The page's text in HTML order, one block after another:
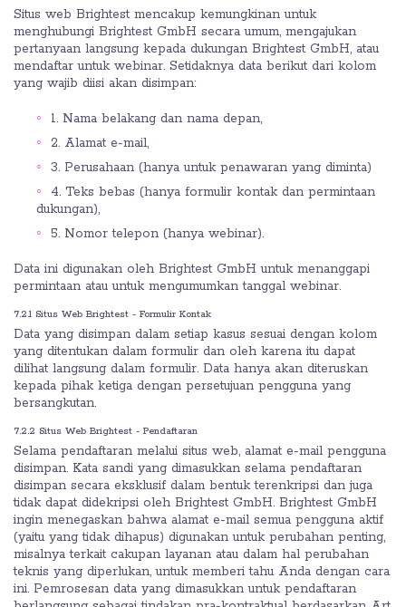
Situs web Brightest mencakup kemungkinan untuk
menghubungi Brightest GmbH secara umum, mengajukan
pertanyaan langsung kepada dukungan Brightest GmbH, atau
mendaftar untuk webinar. Setidaknya data berikut dari kolom
yang wajib diisi akan disimpan:
1. Nama belakang dan nama depan,
2. Alamat e-mail,
3. Perusahaan (hanya untuk penawaran yang diminta)
4. Teks bebas (hanya formulir kontak dan permintaan
dukungan),
5. Nomor telepon (hanya webinar).
Data ini digunakan oleh Brightest GmbH untuk menanggapi
permintaan atau untuk mengumumkan tanggal webinar.
7.2.1 Situs Web Brightest - Formulir Kontak
Data yang disimpan dalam setiap kasus sesuai dengan kolom
yang ditentukan dalam formulir dan oleh karena itu dapat
dilihat langsung dalam formulir. Data hanya akan diteruskan
kepada pihak ketiga dengan persetujuan pengguna yang
bersangkutan.
7.2.2 Situs Web Brightest - Pendaftaran
Selama pendaftaran melalui situs web, alamat e-mail pengguna
disimpan. Kata sandi yang dimasukkan selama pendaftaran
disimpan secara eksklusif dalam bentuk terenkripsi dan juga
tidak dapat didekripsi oleh Brightest GmbH. Brightest GmbH
ingin menegaskan bahwa alamat e-mail semua pengguna aktif
(yaitu yang tidak dihapus) digunakan untuk perubahan penting,
misalnya terkait cakupan layanan atau dalam hal perubahan
teknis yang diperlukan, untuk memberi tahu Anda dengan cara
ini. Pemrosesan data yang dimasukkan untuk pendaftaran